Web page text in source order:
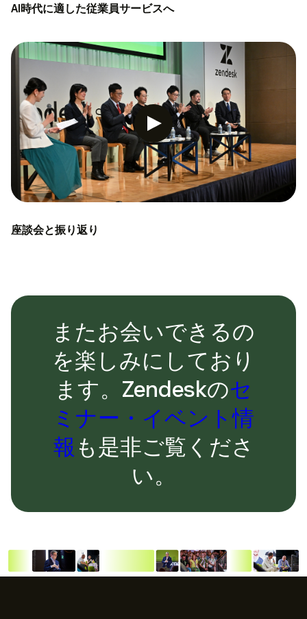
AI時代に適した従業員サービスへ
座談会と振り返り
またお会いできるの
を楽しみにしており
ます。Zendeskのセ
ミナー・イベント情
報 も是非ご覧くださ
い。